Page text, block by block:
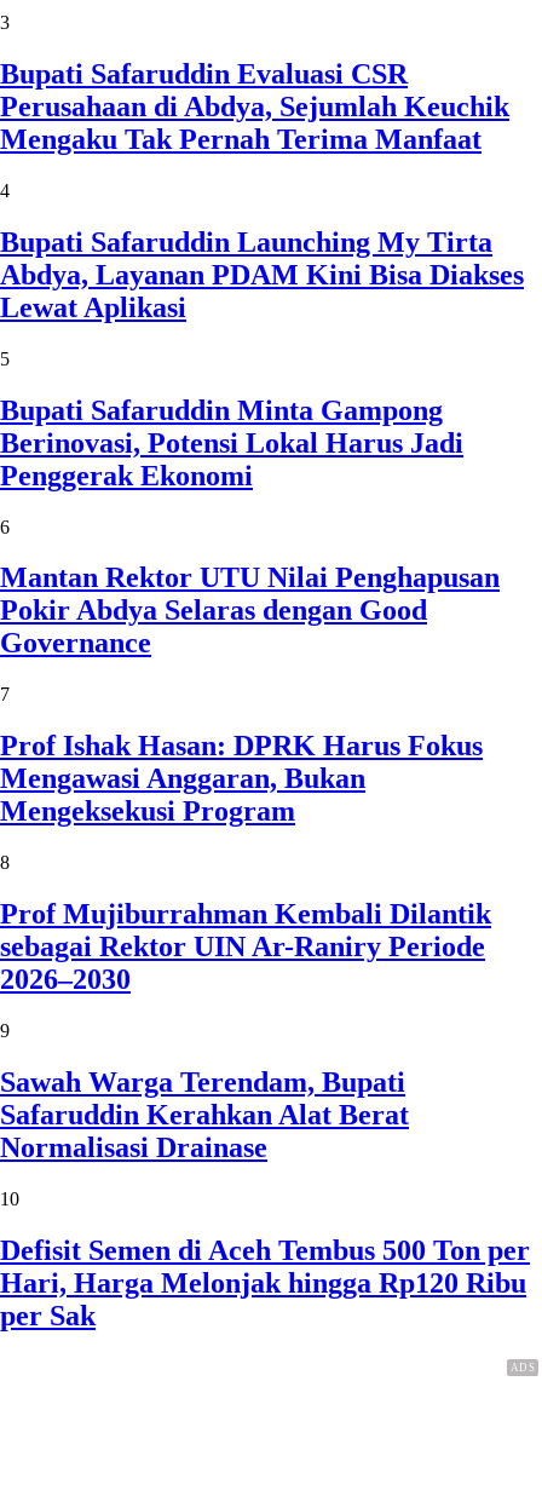
3
Bupati Safaruddin Evaluasi CSR
Perusahaan di Abdya, Sejumlah Keuchik
Mengaku Tak Pernah Terima Manfaat
4
Bupati Safaruddin Launching My Tirta
Abdya, Layanan PDAM Kini Bisa Diakses
Lewat Aplikasi
5
Bupati Safaruddin Minta Gampong
Berinovasi, Potensi Lokal Harus Jadi
Penggerak Ekonomi
6
Mantan Rektor UTU Nilai Penghapusan
Pokir Abdya Selaras dengan Good
Governance
7
Prof Ishak Hasan: DPRK Harus Fokus
Mengawasi Anggaran, Bukan
Mengeksekusi Program
8
Prof Mujiburrahman Kembali Dilantik
sebagai Rektor UIN Ar-Raniry Periode
2026–2030
9
Sawah Warga Terendam, Bupati
Safaruddin Kerahkan Alat Berat
Normalisasi Drainase
10
Defisit Semen di Aceh Tembus 500 Ton per
Hari, Harga Melonjak hingga Rp120 Ribu
per Sak